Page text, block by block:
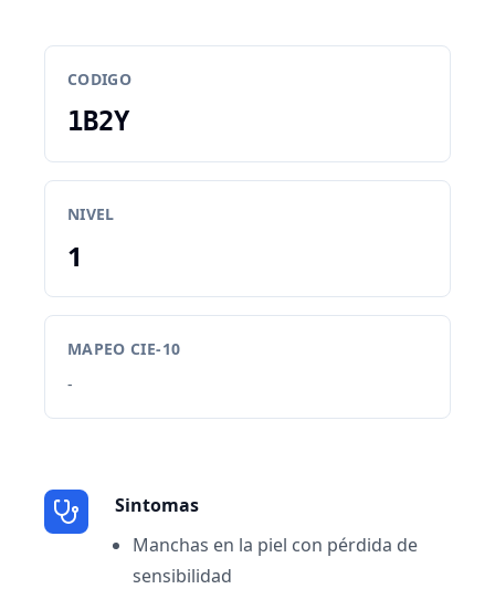
CODIGO
1B2Y
NIVEL
1
MAPEO CIE-10
-
Sintomas
Manchas en la piel con pérdida de
sensibilidad